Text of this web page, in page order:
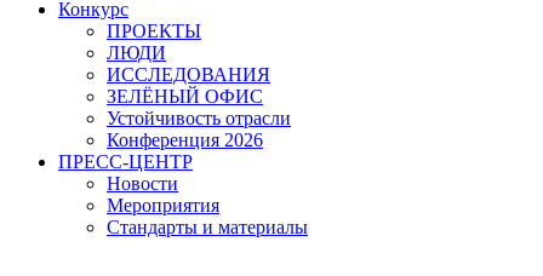
Конкурс
ПРОЕКТЫ
ЛЮДИ
ИССЛЕДОВАНИЯ
ЗЕЛЁНЫЙ ОФИС
Устойчивость отрасли
Конференция 2026
ПРЕСС-ЦЕНТР
Новости
Мероприятия
Стандарты и материалы